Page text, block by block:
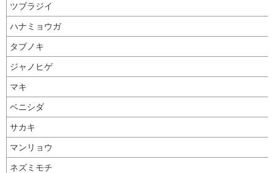
ツブラジイ
ハナミョウガ
タブノキ
ジャノヒゲ
マキ
ベニシダ
サカキ
マンリョウ
ネズミモチ